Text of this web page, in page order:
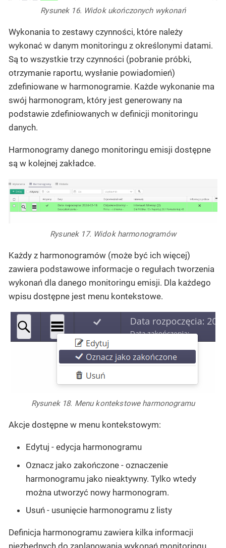
Rysunek 16. Widok ukończonych wykonań
Wykonania to zestawy czynności, które należy
wykonać w danym monitoringu z określonymi datami.
Są to wszystkie trzy czynności (pobranie próbki,
otrzymanie raportu, wysłanie powiadomień)
zdefiniowane w harmonogramie. Każde wykonanie ma
swój harmonogram, który jest generowany na
podstawie zdefiniowanych w definicji monitoringu
danych.
Harmonogramy danego monitoringu emisji dostępne
są w kolejnej zakładce.
Rysunek 17. Widok harmonogramów
Każdy z harmonogramów (może być ich więcej)
zawiera podstawowe informacje o regułach tworzenia
wykonań dla danego monitoringu emisji. Dla każdego
wpisu dostępne jest menu kontekstowe.
Rysunek 18. Menu kontekstowe harmonogramu
Akcje dostępne w menu kontekstowym:
Edytuj - edycja harmonogramu
Oznacz jako zakończone - oznaczenie
harmonogramu jako nieaktywny. Tylko wtedy
można utworzyć nowy harmonogram.
Usuń - usunięcie harmonogramu z listy
Definicja harmonogramu zawiera kilka informacji